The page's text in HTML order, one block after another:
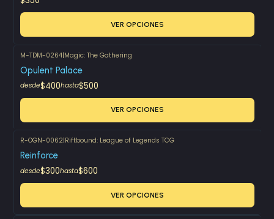
VER OPCIONES
M-TDM-0264|Magic: The Gathering
Opulent Palace
desde$400hasta$500
VER OPCIONES
R-OGN-0062|Riftbound: League of Legends TCG
Reinforce
desde$300hasta$600
VER OPCIONES